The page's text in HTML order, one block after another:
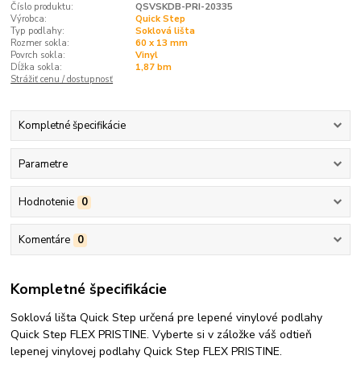
Číslo produktu:
QSVSKDB-PRI-20335
Výrobca:
Quick Step
Typ podlahy:
Soklová lišta
Rozmer sokla:
60 x 13 mm
Povrch sokla:
Vinyl
Dĺžka sokla:
1,87 bm
Strážiť cenu / dostupnosť
Kompletné špecifikácie
Parametre
Hodnotenie 0
Komentáre 0
Kompletné špecifikácie
Soklová lišta Quick Step určená pre lepené vinylové podlahy
Quick Step FLEX PRISTINE. Vyberte si v záložke váš odtieň
lepenej vinylovej podlahy Quick Step FLEX PRISTINE.